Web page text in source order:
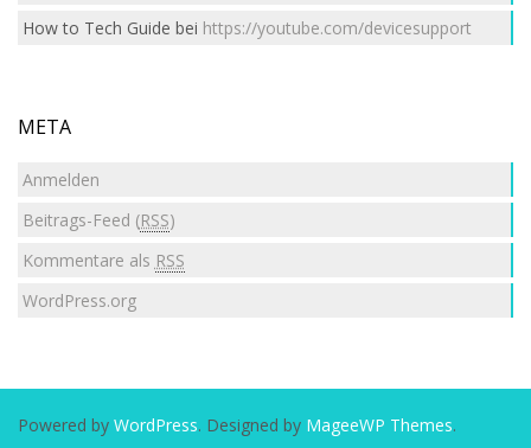
How to Tech Guide bei https://youtube.com/devicesupport
META
Anmelden
Beitrags-Feed (RSS)
Kommentare als RSS
WordPress.org
Powered by WordPress. Designed by MageeWP Themes.